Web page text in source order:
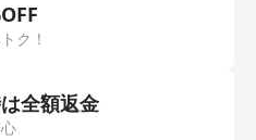
ク！
全額返金